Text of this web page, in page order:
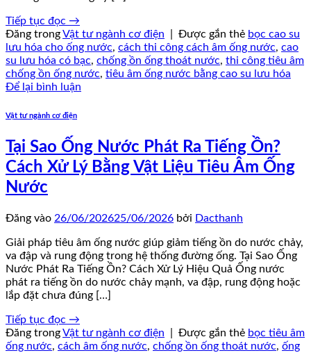
Tiếp tục đọc →
Đăng trongVật tư ngành cơ điện Được gắn thẻ bọc cao su
lưu hóa cho ống nước, cách thi công cách âm ống nước, cao
su lưu hóa có bạc, chống ồn ống thoát nước, thi công tiêu âm
chống ồn ống nước, tiêu âm ống nước bằng cao su lưu hóa
Để lại bình luận
Vật tư ngành cơ điện
Tại Sao Ống Nước Phát Ra Tiếng Ồn?
Cách Xử Lý Bằng Vật Liệu Tiêu Âm Ống
Nước
Đăng vào 26/06/202625/06/2026 bởi Dacthanh
Giải pháp tiêu âm ống nước giúp giảm tiếng ồn do nước chảy,
va đập và rung động trong hệ thống đường ống. Tại Sao Ống
Nước Phát Ra Tiếng Ồn? Cách Xử Lý Hiệu Quả Ống nước
phát ra tiếng ồn do nước chảy mạnh, va đập, rung động hoặc
lắp đặt chưa đúng […]
Tiếp tục đọc →
Đăng trongVật tư ngành cơ điện Được gắn thẻ bọc tiêu âm
ống nước, cách âm ống nước, chống ồn ống thoát nước, ống